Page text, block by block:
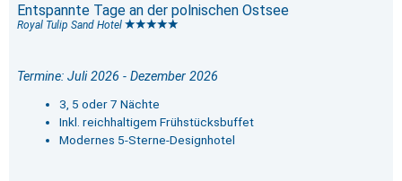
Entspannte Tage an der polnischen Ostsee
Royal Tulip Sand Hotel
Termine: Juli 2026 - Dezember 2026
3, 5 oder 7 Nächte
Inkl. reichhaltigem Frühstücksbuffet
Modernes 5-Sterne-Designhotel